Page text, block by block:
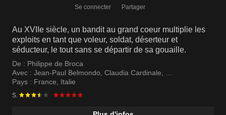
Se connecter Partager
Au XVIIe siècle, un bandit au grand coeur multiplie les
exploits en tant que voleur, soldat, déserteur et
séducteur, le tout sans se départir de sa gouaille.
De : Philippe de Broca
Avec : Jean-Paul Belmondo Claudia Cardinale
Jean Rochefort
Pays : France Italie
S.